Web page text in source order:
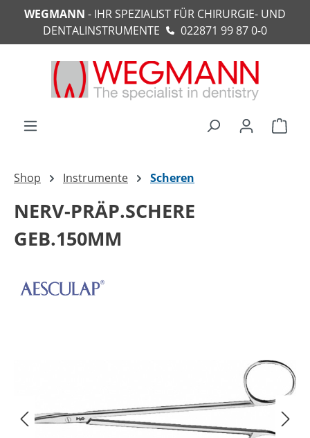
springen
WEGMANN - IHR SPEZIALIST FÜR CHIRURGIE- UND
DENTALINSTRUMENTE
022871 99 87 0-0
Shop Instrumente Scheren
NERV-PRÄP.SCHERE
GEB.150MM